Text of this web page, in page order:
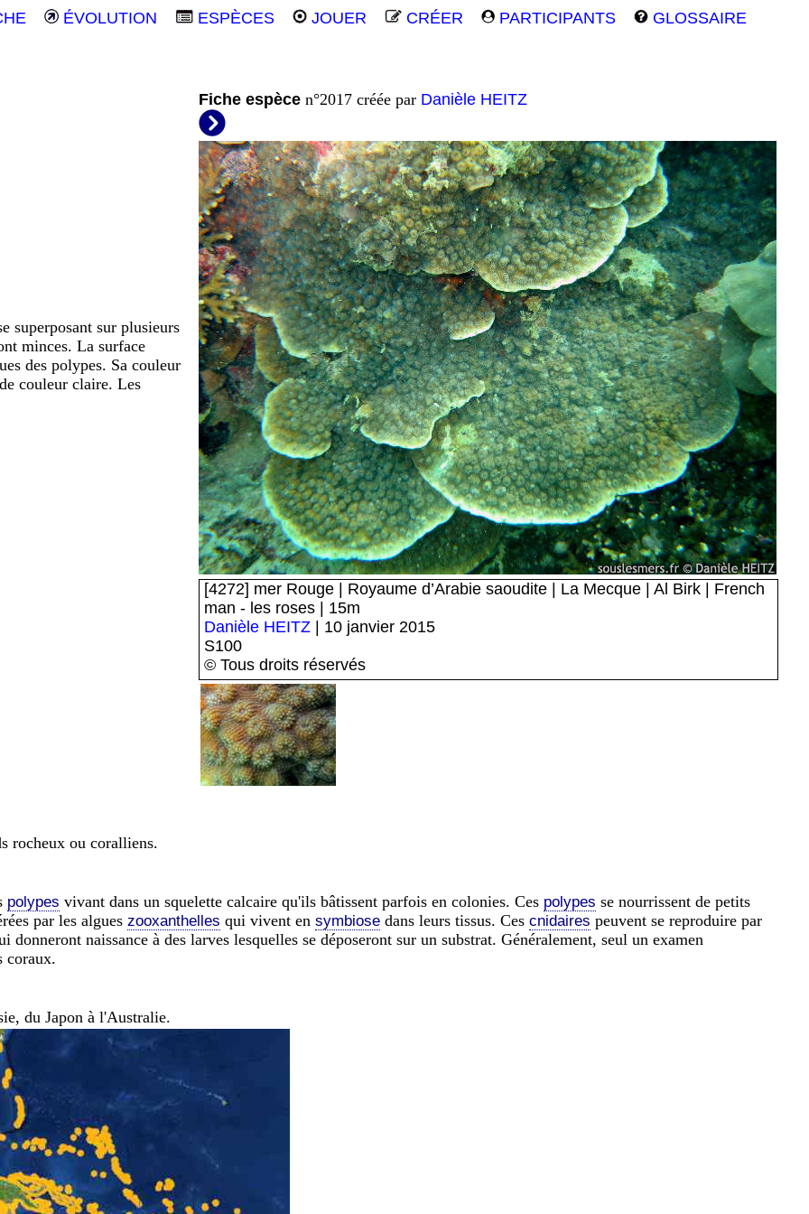
ÉVOLUTION ESPÈCES JOUER CRÉER PARTICIPANTS GLOSSAIRE
superposant sur plusieurs
minces. La surface
des polypes. Sa couleur
couleur claire. Les
Fiche espèce n°2017 créée par Danièle HEITZ
[4272] mer Rouge | Royaume d’Arabie saoudite | La Mecque | Al Birk | French
man - les roses | 15m
Danièle HEITZ | 10 janvier 2015
S100
© Tous droits réservés
rocheux ou coralliens.
polypes vivant dans un squelette calcaire qu'ils bâtissent parfois en colonies. Ces polypes se nourrissent de petits
par les algues zooxanthelles qui vivent en symbiose dans leurs tissus. Ces cnidaires peuvent se reproduire par
donneront naissance à des larves lesquelles se déposeront sur un substrat. Généralement, seul un examen
coraux.
du Japon à l'Australie.